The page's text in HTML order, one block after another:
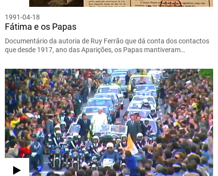
1991-04-18
Fátima e os Papas
Documentário da autoria de Ruy Ferrão que dá conta dos contactos
que desde 1917, ano das Aparições, os Papas mantiveram…